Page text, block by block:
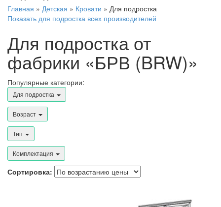
Главная » Детская » Кровати » Для подростка
Показать для подростка всех производителей
Для подростка от
фабрики «БРВ (BRW)»
Популярные категории:
Для подростка
Возраст
Тип
Комплектация
Сортировка: